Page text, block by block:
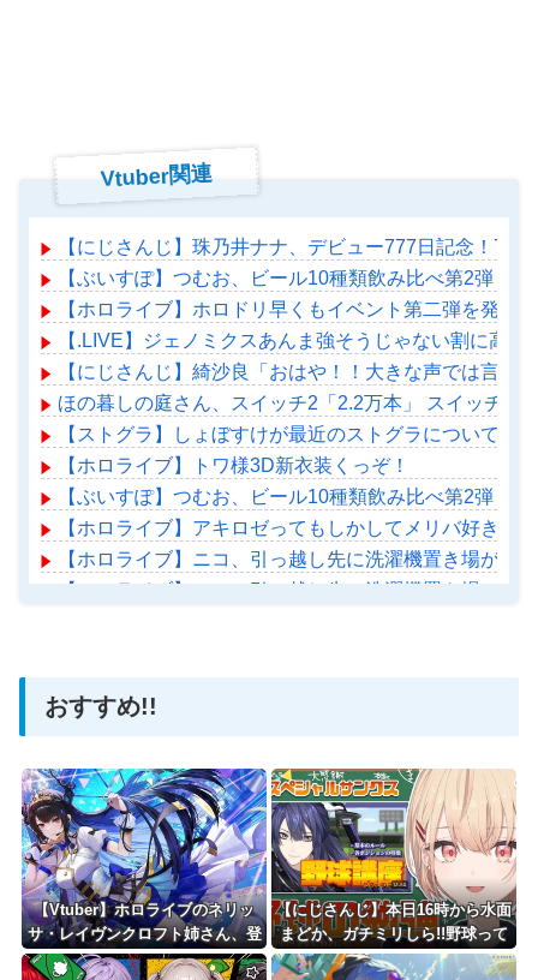
Vtuber関連
【にじさんじ】珠乃井ナナ、デビュー777日記念！77
【ぶいすぽ】つむお、ビール10種類飲み比べ第2弾！
【ホロライブ】ホロドリ早くもイベント第二弾を発表
【.LIVE】ジェノミクスあんま強そうじゃない割に高
【にじさんじ】綺沙良「おはや！！大きな声では言
ほの暮しの庭さん、スイッチ2「2.2万本」 スイッチ
【ストグラ】しょぼすけが最近のストグラについて教
【ホロライブ】トワ様3D新衣装くっぞ！
【ぶいすぽ】つむお、ビール10種類飲み比べ第2弾！
【ホロライブ】アキロゼってもしかしてメリバ好きか？
【ホロライブ】ニコ、引っ越し先に洗濯機置き場がない
【ホロライブ】ニコ、引っ越し先に洗濯機置き場がない
おすすめ!!
【Vtuber】ホロライブのネリッ
サ・レイヴンクロフト姉さん、登
録者数100万人達成！
【にじさんじ】本日16時から水面
まどか、ガチミリしら!!野球って
何？ルールを学ぼう!!